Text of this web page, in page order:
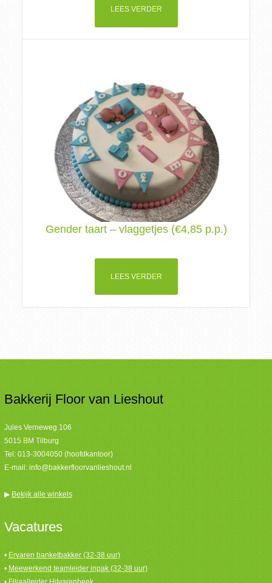
LEES VERDER
Gender taart – vlaggetjes (€4,85 p.p.)
LEES VERDER
Bakkerij Floor van Lieshout
Jules Verneweg 106
5015 BM Tilburg
Tel: 013-3004050 (hoofdkantoor)
E-mail: info@bakkerfloorvanlieshout.nl
▶ Bekijk alle winkels
Vacatures
• Ervaren banketbakker (32-38 uur)
• Meewerkend teamleider inpak (32-38 uur)